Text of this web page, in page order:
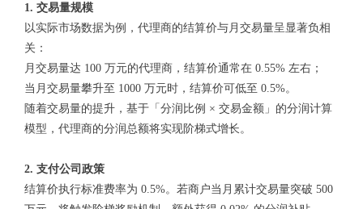
1. 交易量规模
以实际市场数据为例，代理商的结算价与月交易量呈显著负相
关：
月交易量达 100 万元的代理商，结算价通常在 0.55% 左右；
当月交易量攀升至 1000 万元时，结算价可低至 0.5%。
随着交易量的提升，基于「分润比例 × 交易金额」的分润计算
模型，代理商的分润总额将实现阶梯式增长。
2. 支付公司政策
结算价执行标准费率为 0.5%。若商户当月累计交易量突破 500